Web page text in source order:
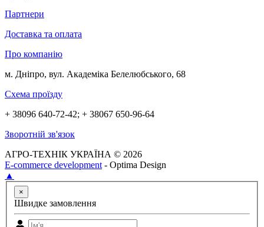
Партнери
Доставка та оплата
Про компанію
м. Дніпро, вул. Академіка Белелюбського, 68
Схема проїзду
+ 38096 640-72-42; + 38067 650-96-64
Зворотній зв'язок
АГРО-ТЕХНІК УКРАЇНА © 2026
E-commerce development - Optima Design
▲
×
Швидке замовлення